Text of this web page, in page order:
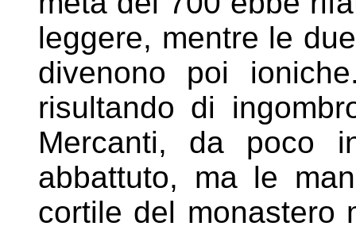
leggere, mentre le
divenono poi
risultando di
Mercanti, da poco
abbattuto, ma le
cortile del monastero